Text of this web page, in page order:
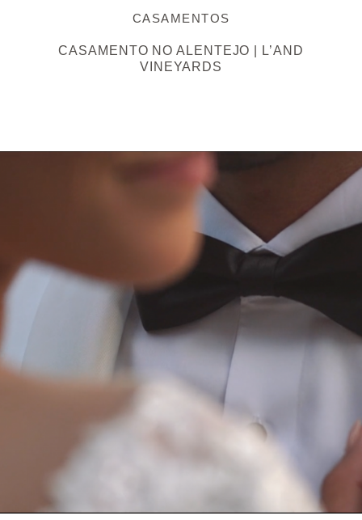
CASAMENTOS
CASAMENTO NO ALENTEJO | L’AND
VINEYARDS